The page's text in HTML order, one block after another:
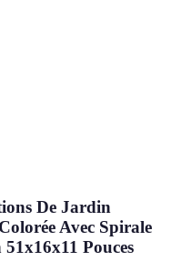
De Jardin
Avec Spirale
Pouces